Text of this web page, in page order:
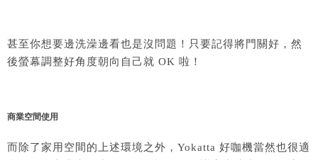
甚至你想要邊洗澡邊看也是沒問題！只要記得將門關好，然
後螢幕調整好角度朝向自己就 OK 啦！
商業空間使用
而除了家用空間的上述環境之外， Yokatta 好咖機當然也很適